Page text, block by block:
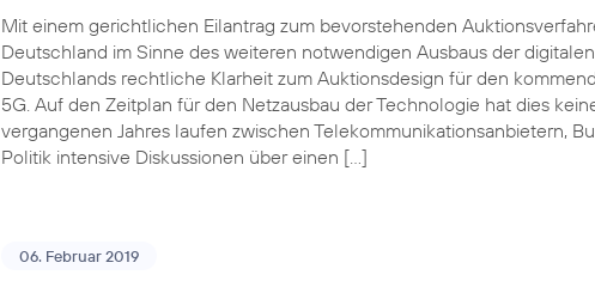
Mit einem gerichtlichen Eilantrag zum bevorstehenden
Deutschland im Sinne des weiteren notwendigen Ausbaus der
Deutschlands rechtliche Klarheit zum Auktionsdesign für den
5G. Auf den Zeitplan für den Netzausbau der Technologie hat dies
vergangenen Jahres laufen zwischen Telekommunikationsanbietern,
Politik intensive Diskussionen über einen […]
06. Februar 2019